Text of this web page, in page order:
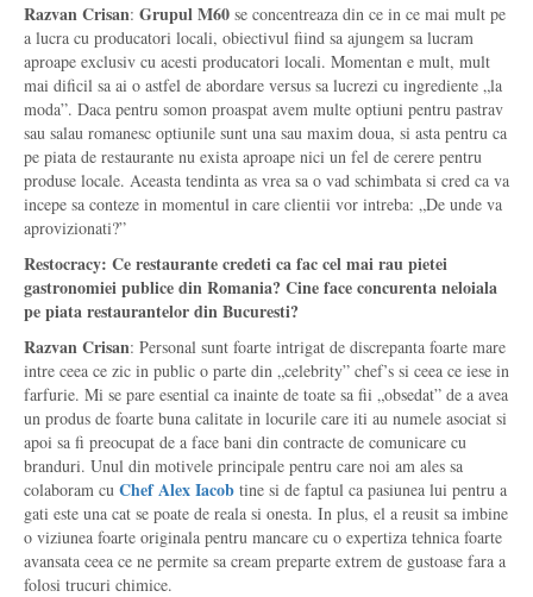
Razvan Crisan: Grupul M60 se concentreaza din ce in ce mai mult pe
a lucra cu producatori locali, obiectivul fiind sa ajungem sa lucram
aproape exclusiv cu acesti producatori locali. Momentan e mult, mult
mai dificil sa ai o astfel de abordare versus sa lucrezi cu ingrediente „la
moda”. Daca pentru somon proaspat avem multe optiuni pentru pastrav
sau salau romanesc optiunile sunt una sau maxim doua, si asta pentru ca
pe piata de restaurante nu exista aproape nici un fel de cerere pentru
produse locale. Aceasta tendinta as vrea sa o vad schimbata si cred ca va
incepe sa conteze in momentul in care clientii vor intreba: „De unde va
aprovizionati?”
Restocracy: Ce restaurante credeti ca fac cel mai rau pietei
gastronomiei publice din Romania? Cine face concurenta neloiala
pe piata restaurantelor din Bucuresti?
Razvan Crisan: Personal sunt foarte intrigat de discrepanta foarte mare
intre ceea ce zic in public o parte din „celebrity” chef’s si ceea ce iese in
farfurie. Mi se pare esential ca inainte de toate sa fii „obsedat” de a avea
un produs de foarte buna calitate in locurile care iti au numele asociat si
apoi sa fi preocupat de a face bani din contracte de comunicare cu
branduri. Unul din motivele principale pentru care noi am ales sa
colaboram cu Chef Alex Iacob tine si de faptul ca pasiunea lui pentru a
gati este una cat se poate de reala si onesta. In plus, el a reusit sa imbine
o viziunea foarte originala pentru mancare cu o expertiza tehnica foarte
avansata ceea ce ne permite sa cream preparte extrem de gustoase fara a
folosi trucuri chimice.